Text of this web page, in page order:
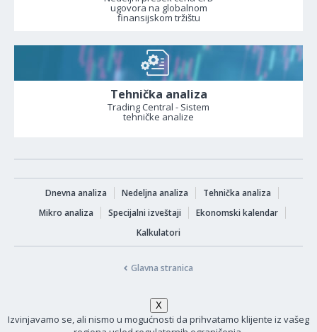
ugovora na globalnom
finansijskom tržištu
Tehnička analiza
Trading Central - Sistem
tehničke analize
Dnevna analiza Nedeljna analiza
Tehnička analiza
Mikro analiza
Specijalni izveštaji
Ekonomski kalendar
Kalkulatori
Glavna stranica
Izvinjavamo se, ali nismo u mogućnosti da prihvatamo klijente iz vašeg